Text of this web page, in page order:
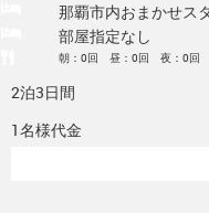
那覇市内おまかせス
部屋指定なし
朝：0回 昼：0回 夜：0回
2泊3日間
1名様代金